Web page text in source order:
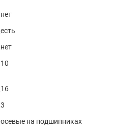
нет
есть
нет
10
16
3
осевые на подшипниках